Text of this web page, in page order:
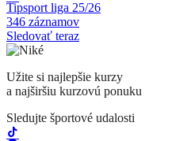
Tipsport liga 25/26
346 záznamov
Sledovať teraz
Užite si najlepšie kurzy
a najširšiu kurzovú ponuku
Sledujte športové udalosti